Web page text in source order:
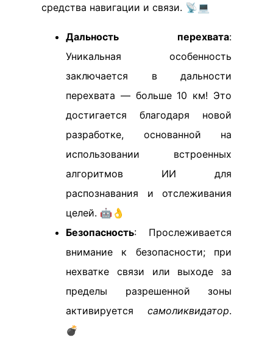
средства навигации и связи. 📡💻
Дальность перехвата:
Уникальная особенность
заключается в дальности
перехвата — больше 10 км! Это
достигается благодаря новой
разработке, основанной на
использовании встроенных
алгоритмов ИИ для
распознавания и отслеживания
целей. 🤖👌
Безопасность: Прослеживается
внимание к безопасности; при
нехватке связи или выходе за
пределы разрешенной зоны
активируется самоликвидатор.
💣